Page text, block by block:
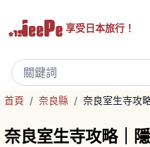
享受日本旅行！
首頁 / 奈良縣 / 奈良室生寺攻
奈良室生寺攻略｜